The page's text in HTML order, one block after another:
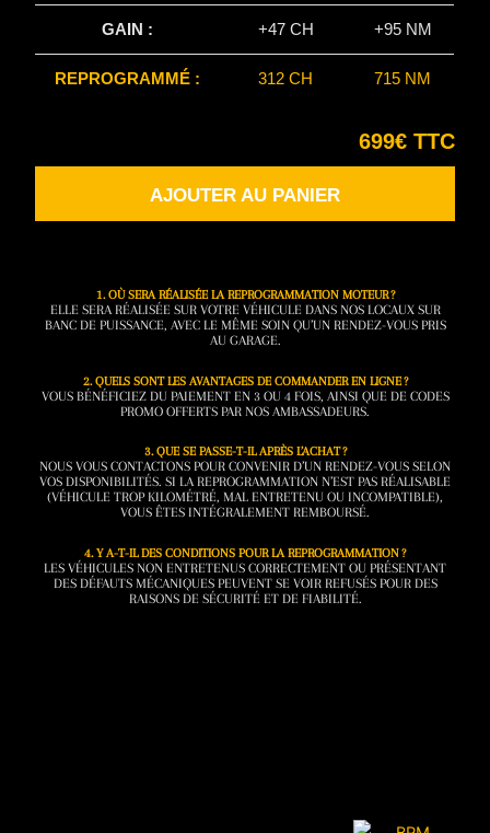
GAIN : +47 CH +95 NM
REPROGRAMMÉ : 312 CH 715 NM
699€ TTC
AJOUTER AU PANIER
1. OÙ SERA RÉALISÉE LA REPROGRAMMATION MOTEUR ?
ELLE SERA RÉALISÉE SUR VOTRE VÉHICULE DANS NOS LOCAUX SUR
BANC DE PUISSANCE, AVEC LE MÊME SOIN QU’UN RENDEZ-VOUS PRIS
AU GARAGE.
2. QUELS SONT LES AVANTAGES DE COMMANDER EN LIGNE ?
VOUS BÉNÉFICIEZ DU PAIEMENT EN 3 OU 4 FOIS, AINSI QUE DE CODES
PROMO OFFERTS PAR NOS AMBASSADEURS.
3. QUE SE PASSE-T-IL APRÈS L’ACHAT ?
NOUS VOUS CONTACTONS POUR CONVENIR D’UN RENDEZ-VOUS SELON
VOS DISPONIBILITÉS. SI LA REPROGRAMMATION N’EST PAS RÉALISABLE
(VÉHICULE TROP KILOMÉTRÉ, MAL ENTRETENU OU INCOMPATIBLE),
VOUS ÊTES INTÉGRALEMENT REMBOURSÉ.
4. Y A-T-IL DES CONDITIONS POUR LA REPROGRAMMATION ?
LES VÉHICULES NON ENTRETENUS CORRECTEMENT OU PRÉSENTANT
DES DÉFAUTS MÉCANIQUES PEUVENT SE VOIR REFUSÉS POUR DES
RAISONS DE SÉCURITÉ ET DE FIABILITÉ.